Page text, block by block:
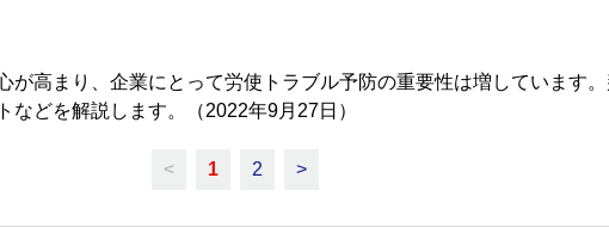
が高まり、企業にとって労使トラブル予防の重要性は増しています
などを解説します。（2022年9月27日）
< 1 2 >